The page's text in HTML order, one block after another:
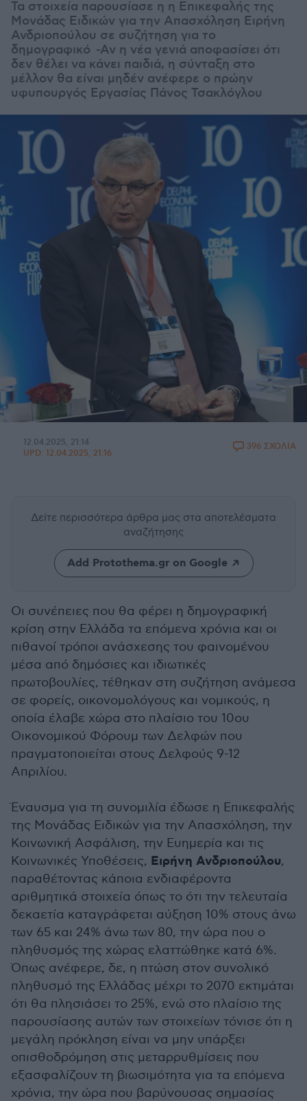
Τα στοιχεία παρουσίασε η η Επικεφαλής της
Μονάδας Ειδικών για την Απασχόληση Eιρήνη
Ανδριοπούλου σε συζήτηση για το
δημογραφικό -Αν η νέα γενιά αποφασίσει ότι
δεν θέλει να κάνει παιδιά, η σύνταξη στο
μέλλον θα είναι μηδέν ανέφερε ο πρώην
υφυπουργός Εργασίας Πάνος Τσακλόγλου
12.04.2025, 21:14
UPD: 12.04.2025, 21:16
396 ΣΧΟΛΙΑ
Δείτε περισσότερα άρθρα μας στα αποτελέσματα
αναζήτησης
Add Protothema.gr on Google
Οι συνέπειες που θα φέρει η δημογραφική
κρίση στην Ελλάδα τα επόμενα χρόνια και οι
πιθανοί τρόποι ανάσχεσης του φαινομένου
μέσα από δημόσιες και ιδιωτικές
πρωτοβουλίες, τέθηκαν στη συζήτηση ανάμεσα
σε φορείς, οικονομολόγους και νομικούς, η
οποία έλαβε χώρα στο πλαίσιο του 10oυ
Οικονομικού Φόρουμ των Δελφών που
πραγματοποιείται στους Δελφούς 9-12
Απριλίου.
Έναυσμα για τη συνομιλία έδωσε η Επικεφαλής
της Μονάδας Ειδικών για την Απασχόληση, την
Κοινωνική Ασφάλιση, την Ευημερία και τις
Κοινωνικές Υποθέσεις, Eιρήνη Ανδριοπούλου,
παραθέτοντας κάποια ενδιαφέροντα
αριθμητικά στοιχεία όπως το ότι την τελευταία
δεκαετία καταγράφεται αύξηση 10% στους άνω
των 65 και 24% άνω των 80, την ώρα που ο
πληθυσμός της χώρας ελαττώθηκε κατά 6%.
Όπως ανέφερε, δε, η πτώση στον συνολικό
πληθυσμό της Ελλάδας μέχρι το 2070 εκτιμάται
ότι θα πλησιάσει το 25%, ενώ στο πλαίσιο της
παρουσίασης αυτών των στοιχείων τόνισε ότι η
μεγάλη πρόκληση είναι να μην υπάρξει
οπισθοδρόμηση στις μεταρρυθμίσεις που
εξασφαλίζουν τη βιωσιμότητα για τα επόμενα
χρόνια, την ώρα που βαρύνουσας σημασίας